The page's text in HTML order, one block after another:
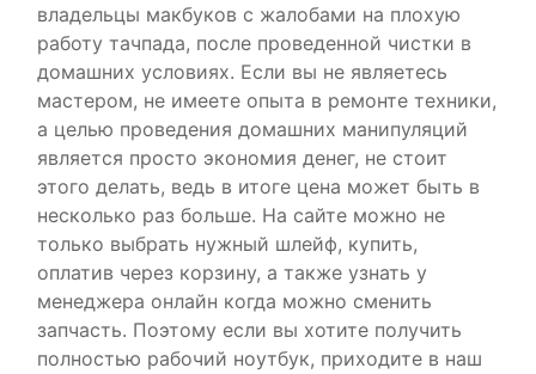
владельцы макбуков с жалобами на плохую
работу тачпада, после проведенной чистки в
домашних условиях. Если вы не являетесь
мастером, не имеете опыта в ремонте техники,
а целью проведения домашних манипуляций
является просто экономия денег, не стоит
этого делать, ведь в итоге цена может быть в
несколько раз больше. На сайте можно не
только выбрать нужный шлейф, купить,
оплатив через корзину, а также узнать у
менеджера онлайн когда можно сменить
запчасть. Поэтому если вы хотите получить
полностью рабочий ноутбук, приходите в наш